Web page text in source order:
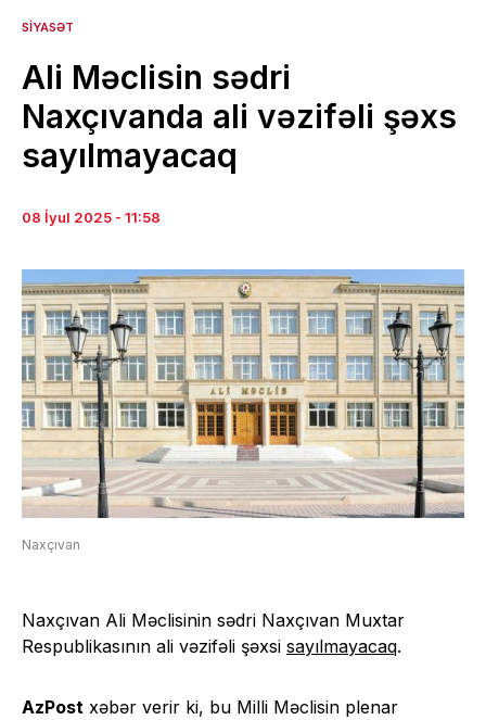
SIYASƏT
Ali Məclisin sədri
Naxçıvanda ali vəzifəli şəxs
sayılmayacaq
08 İyul 2025 - 11:58
Naxçıvan
Naxçıvan Ali Məclisinin sədri Naxçıvan Muxtar
Respublikasının ali vəzifəli şəxsi sayılmayacaq.
AzPost xəbər verir ki, bu Milli Məclisin plenar